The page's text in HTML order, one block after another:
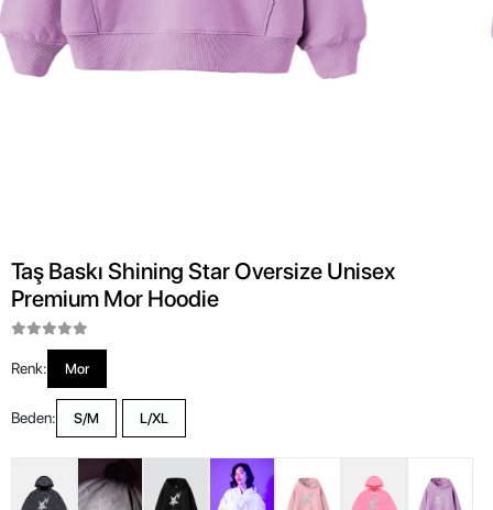
Taş Baskı Shining Star Oversize Unisex
Premium Mor Hoodie
Renk: Mor
Beden: S/M L/XL